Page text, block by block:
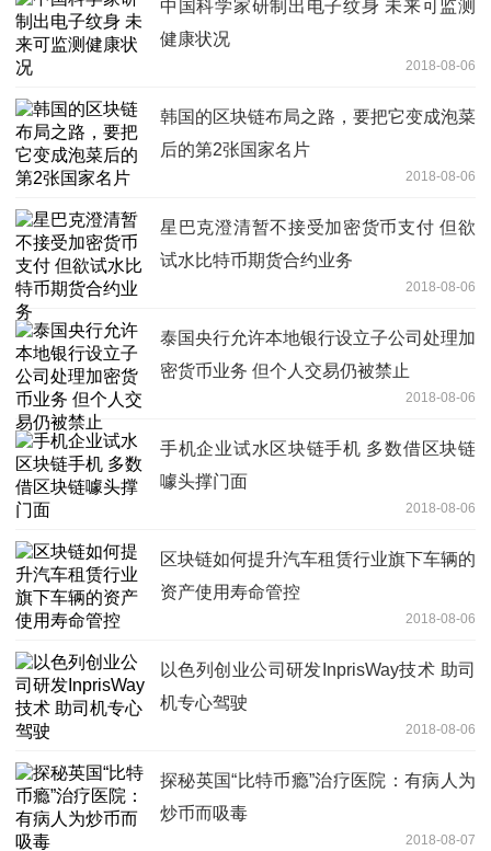
中国科学家研制出电子纹身 未来可监测
健康状况
2018-08-06
韩国的区块链布局之路，要把它变成泡菜
后的第2张国家名片
2018-08-06
星巴克澄清暂不接受加密货币支付 但欲
试水比特币期货合约业务
2018-08-06
泰国央行允许本地银行设立子公司处理加
密货币业务 但个人交易仍被禁止
2018-08-06
手机企业试水区块链手机 多数借区块链
噱头撑门面
2018-08-06
区块链如何提升汽车租赁行业旗下车辆的
资产使用寿命管控
2018-08-06
以色列创业公司研发InprisWay技术 助司
机专心驾驶
2018-08-06
探秘英国“比特币瘾”治疗医院：有病人为
炒币而吸毒
2018-08-07